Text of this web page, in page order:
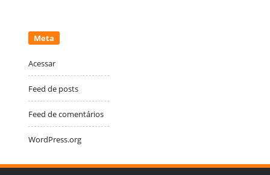
Meta
Acessar
Feed de posts
Feed de comentários
WordPress.org